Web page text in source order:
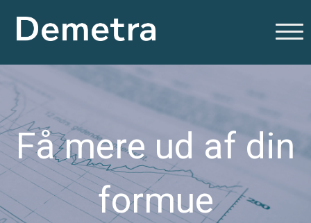
Få mere ud af din
formue